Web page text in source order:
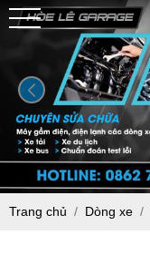
Trang chủ Dòng xe